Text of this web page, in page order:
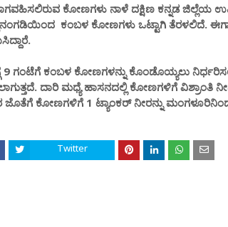
ಕೋಣಗಳು ನಾಳೆ ದಕ್ಷಿಣ ಕನ್ನಡ ಜಿಲ್ಲೆಯ
ಕಂಬಳ ಕೋಣಗಳು ಒಟ್ಟಾಗಿ ತೆರಳಲಿದೆ.
ಗಂಟೆಗೆ ಕಂಬಳ ಕೋಣಗಳನ್ನು ಕೊಂಡೊಯ್ಯಲು
ದಾರಿ ಮಧ್ಯೆ ಹಾಸನದಲ್ಲಿ ಕೋಣಗಳಿಗೆ ವಿಶ್ರಾಂತಿ
ಕೋಣಗಳಿಗೆ 1 ಟ್ಯಾಂಕರ್ ನೀರನ್ನು ಮಂಗಳೂರಿನಿಂದ
Twitter